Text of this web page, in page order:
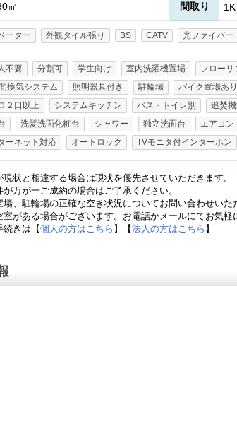
㎡ 間取り 1K
ーター 外観タイル張り BS CATV 光ファイバー
不要 分割可 学生向け 室内洗濯機置場
フローリ
換気システム
照明器具付き 駐輪場
バイク置場あり
２口以上
システムキッチン バス・トイレ別
追焚
洗髪洗面化粧台 シャワー 独立洗面台
エアコン
ーネット対応
オートロック TVモニタ付インターホン
状と相違する場合は現状を優先させていただきます。
万が一ご成約の場合はご了承ください。
、駐輪場の正確な空き状況についてお問い合わせいた
がある場合がございます。お電話かメールにてお気軽
きは【個人の方はこちら 】【法人の方はこちら 】